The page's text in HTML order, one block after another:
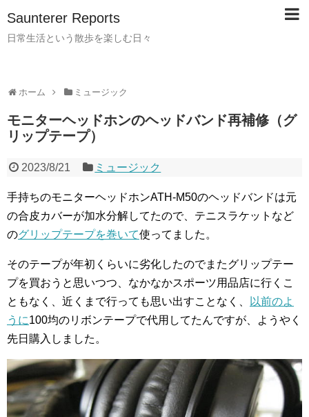
Saunterer Reports
日常生活という散歩を楽しむ日々
ホーム ミュージック
モニターヘッドホンのヘッドバンド再補修（グ
リップテープ）
2023/8/21 ミュージック
手持ちのモニターヘッドホンATH-M50のヘッドバンドは元
の合皮カバーが加水分解してたので、テニスラケットなど
のグリップテープを巻いて使ってました。
そのテープが年初くらいに劣化したのでまたグリップテー
プを買おうと思いつつ、なかなかスポーツ用品店に行くこ
ともなく、近くまで行っても思い出すことなく、
以前のよ
うに100均のリボンテープで代用してたんですが、ようやく
先日購入しました。